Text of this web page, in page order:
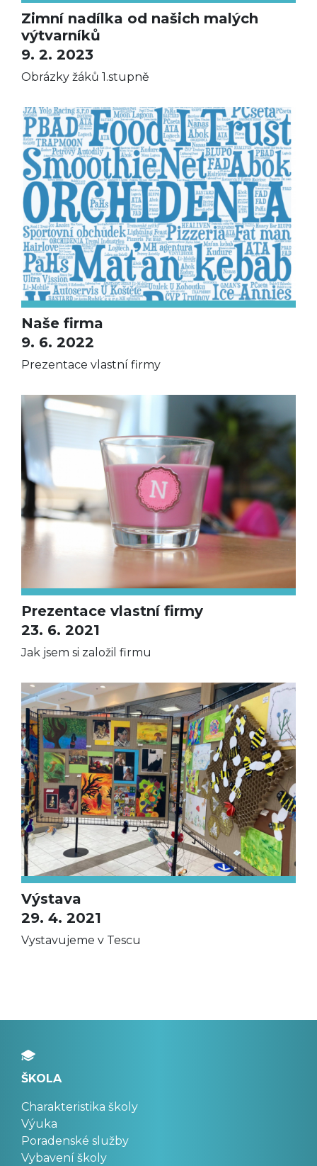
Zimní nadílka od našich malých
výtvarníků
9. 2. 2023
Obrázky žáků 1.stupně
Naše firma
9. 6. 2022
Prezentace vlastní firmy
Prezentace vlastní firmy
23. 6. 2021
Jak jsem si založil firmu
Výstava
29. 4. 2021
Vystavujeme v Tescu
ŠKOLA
Charakteristika školy
Výuka
Poradenské služby
Vybavení školy